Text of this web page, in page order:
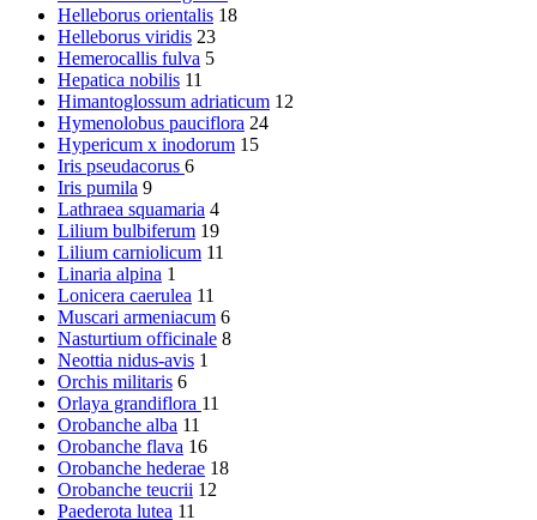
Helleborus orientalis 18
Helleborus viridis 23
Hemerocallis fulva 5
Hepatica nobilis 11
Himantoglossum adriaticum 12
Hymenolobus pauciflora 24
Hypericum x inodorum 15
Iris pseudacorus 6
Iris pumila 9
Lathraea squamaria 4
Lilium bulbiferum 19
Lilium carniolicum 11
Linaria alpina 1
Lonicera caerulea 11
Muscari armeniacum 6
Nasturtium officinale 8
Neottia nidus-avis 1
Orchis militaris 6
Orlaya grandiflora 11
Orobanche alba 11
Orobanche flava 16
Orobanche hederae 18
Orobanche teucrii 12
Paederota lutea 11